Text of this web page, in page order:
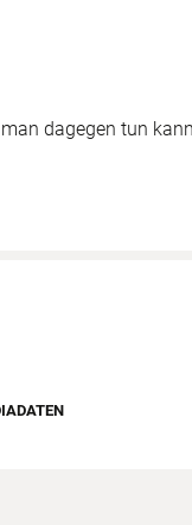
dagegen tun